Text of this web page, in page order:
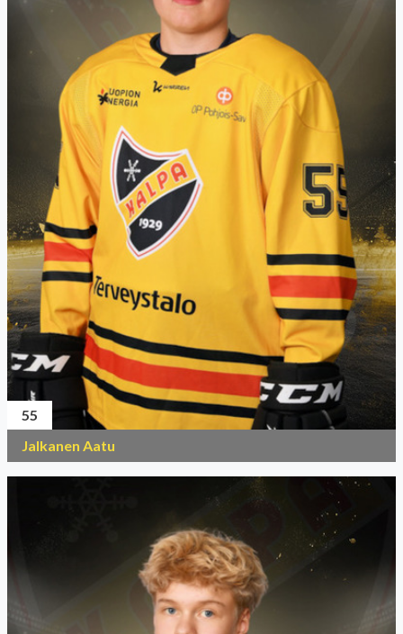
55
Jalkanen Aatu